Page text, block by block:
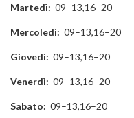
Martedì: 09–13,16–20
Mercoledì: 09–13,16–20
Giovedì: 09–13,16–20
Venerdì: 09–13,16–20
Sabato: 09–13,16–20